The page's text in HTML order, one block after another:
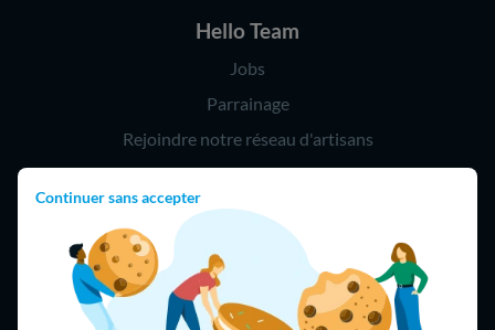
Continuer sans accepter
Hello Team
Jobs
Parrainage
Rejoindre notre réseau d'artisans
Hello !
09 75 18 60 60
(8h-21h)
75018 Paris